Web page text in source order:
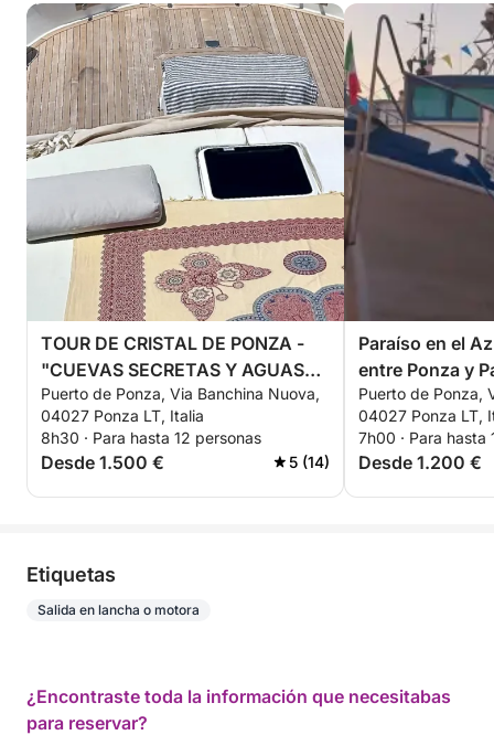
TOUR DE CRISTAL DE PONZA -
"CUEVAS SECRETAS Y AGUAS
TURQUESAS"
Puerto de Ponza, Via Banchina Nuova,
04027 Ponza LT, Italia
8h30 · Para hasta 12 personas
Desde 1.500 € 5 (14)
Paraíso en el
entre Ponza y
Puerto de Ponza,
04027 Ponza LT,
7h00 · Para hasta
Desde 1.200 €
Etiquetas
Salida en lancha o motora
¿Encontraste toda la información que necesitabas
para reservar?